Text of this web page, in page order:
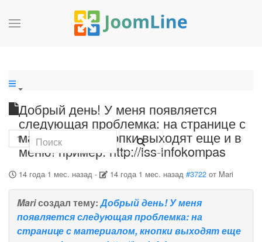
Добрый день! У меня появляется
следующая проблемка: на странице с
материалом, кнопки выходят еще и в
меню! пример: http://iss-infokompas
1
14 года 1 мес. назад- 14 года 1 мес. назад #3722 от Mari
Mariсоздал тему:Добрый день! У меня
появляется следующая проблемка: на
странице с материалом, кнопки выходят еще